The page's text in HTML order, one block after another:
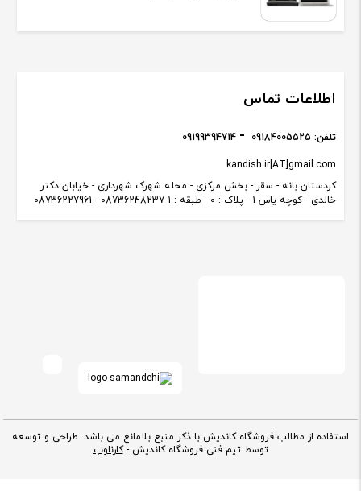
اطلاعات تماس
کردستان بانه - سقز - بخش مرکزی - محله شهرک شهرداری - خیابان دکتر
خالدی - کوچه یاس 1 - پلاک : 0 - طبقه : 1 08736248237 - 08736227961
kandish.ir[AT]gmail.com
تلفن: 09184005525
09199394714
استفاده از مطالب فروشگاه کاندیش با ذکر منبع بلامانع می باشد. طراحی و توسعه
توسط تیم فنی فروشگاه کاندیش -کارناوب